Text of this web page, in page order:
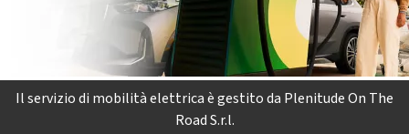
Il servizio di mobilità elettrica è gestito da Plenitude On The
Road S.r.l.